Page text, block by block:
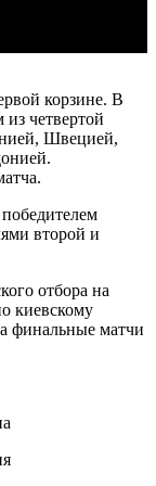
корзине. В
четвертой
Швецией,
второй и
отбора на
киевскому
финальные матчи